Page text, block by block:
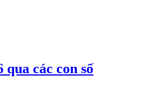
các con số